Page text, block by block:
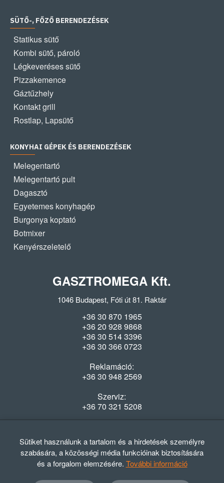
SÜTŐ-, FŐZŐ BERENDEZÉSEK
Statikus sütő
Kombi sütő, pároló
Légkeveréses sütő
Pizzakemence
Gáztűzhely
Kontakt grill
Rostlap, Lapsütő
KONYHAI GÉPEK ÉS BERENDEZÉSEK
Melegentartó
Melegentartó pult
Dagasztó
Egyetemes konyhagép
Burgonya koptató
Botmixer
Kenyérszeletelő
GASZTROMEGA Kft.
1046 Budapest, Fóti út 81. Raktár
+36 30 870 1965
+36 20 928 9868
+36 30 514 3396
+36 30 366 0723
Reklamáció:
+36 30 948 2569
Szerviz:
+36 70 321 5208
Hétfő-Péntek: 08:00-16:30
Sütiket használunk a tartalom és a hirdetések személyre
szabására, a közösségi média funkcióinak biztosítására
és a forgalom elemzésére. További információ